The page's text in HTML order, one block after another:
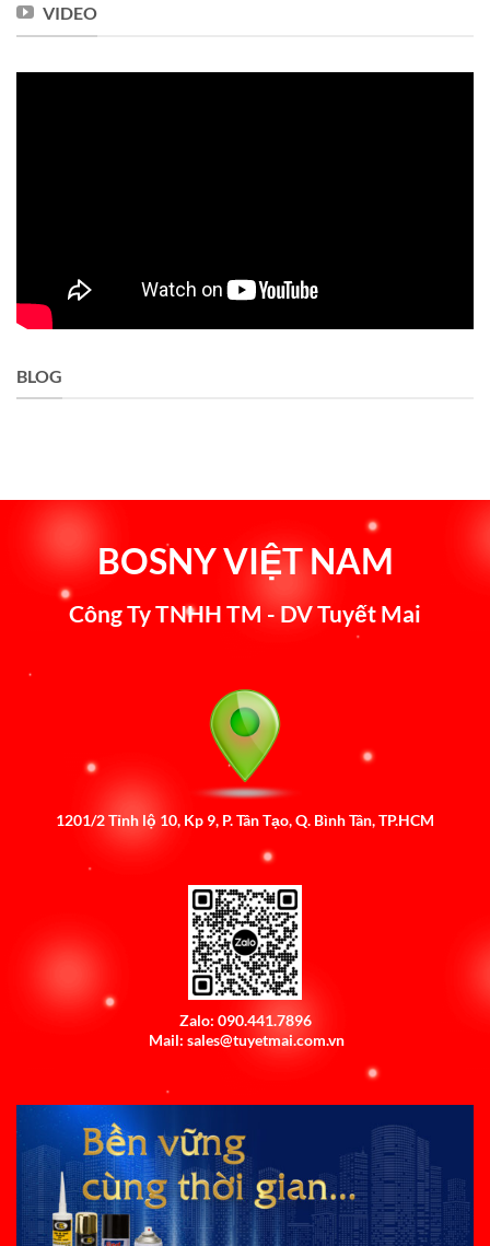
VIDEO
BLOG
BOSNY VIỆT NAM
Công Ty TNHH TM - DV Tuyết Mai
1201/2 Tỉnh lộ 10, Kp 9, P. Tân Tạo, Q. Bình Tân, TP.HCM
Zalo: 090.441.7896
Mail: sales@tuyetmai.com.vn